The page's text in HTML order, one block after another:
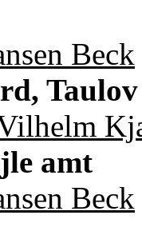
Beck
amt
Beck